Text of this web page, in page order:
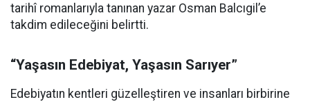
tarihî romanlarıyla tanınan yazar Osman Balcıgil’e
takdim edileceğini belirtti.
“Yaşasın Edebiyat, Yaşasın Sarıyer”
Edebiyatın kentleri güzelleştiren ve insanları birbirine